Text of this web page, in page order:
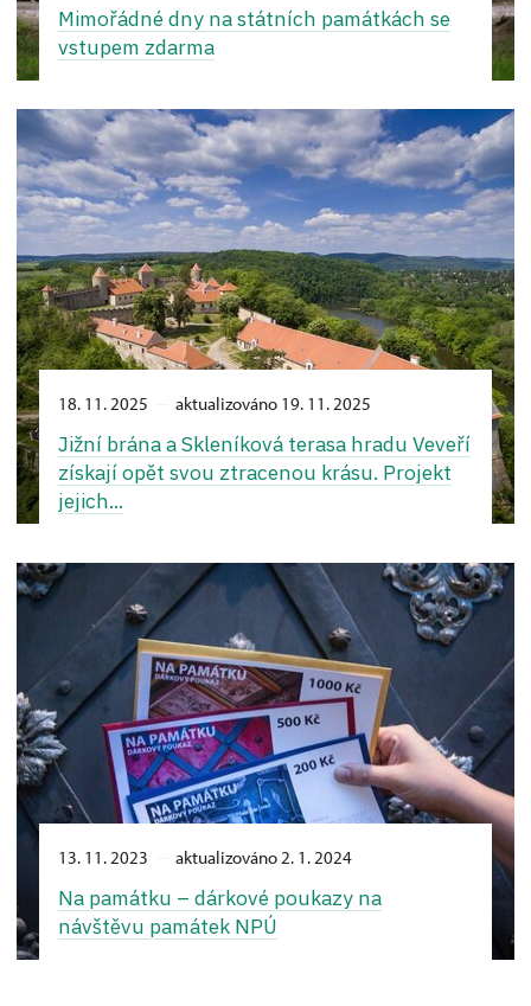
Mimořádné dny na státních památkách se
vstupem zdarma
18. 11. 2025 aktualizováno 19. 11. 2025
Jižní brána a Skleníková terasa hradu Veveří
získají opět svou ztracenou krásu. Projekt
jejich...
13. 11. 2023 aktualizováno 2. 1. 2024
Na památku –⁠ dárkové poukazy na
návštěvu památek NPÚ